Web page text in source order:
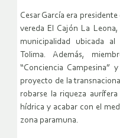
Cesar García era
vereda El Cajón La
municipalidad ubicada
Tolima. Además,
“Conciencia
proyecto de la
robarse la riqueza
hídrica y acabar con el
zona paramuna.